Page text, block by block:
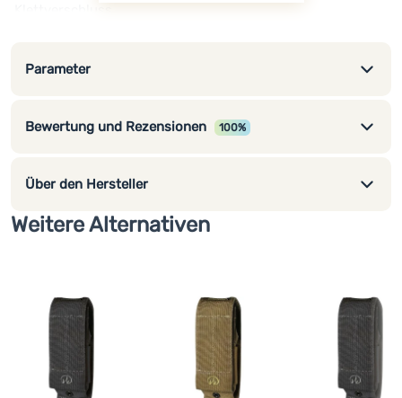
Parameter
Bewertung und Rezensionen 100%
Über den Hersteller
Weitere Alternativen